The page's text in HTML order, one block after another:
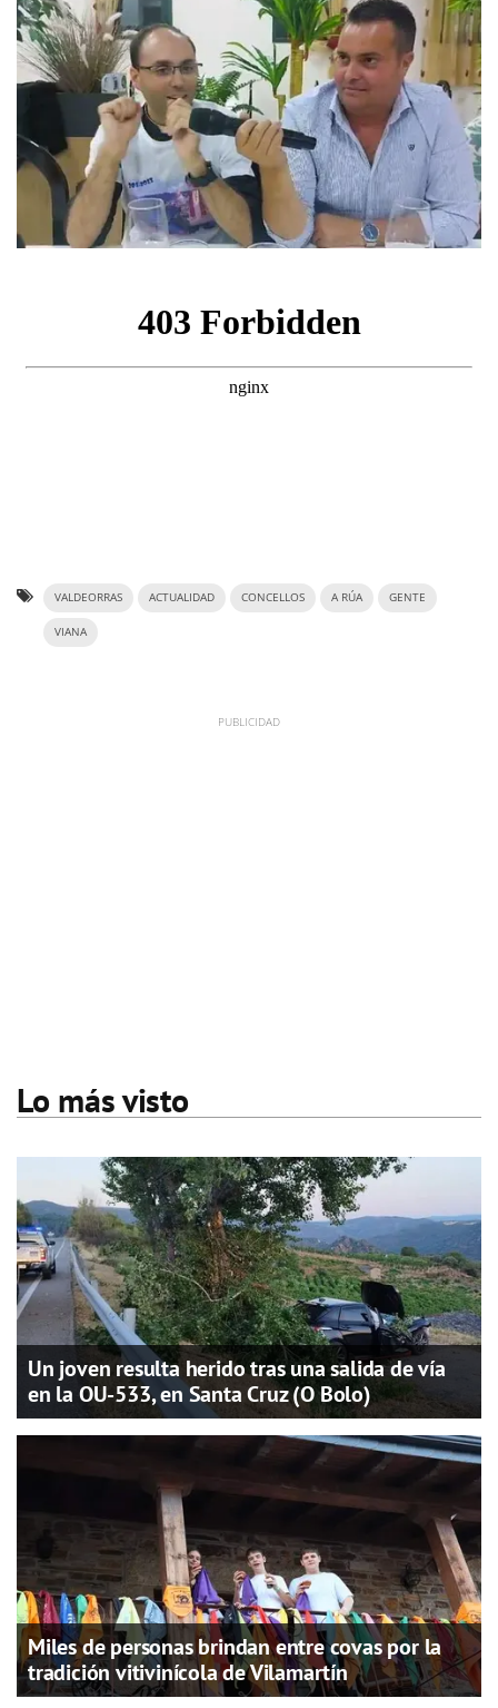
VALDEORRAS ACTUALIDAD CONCELLOS A RÚA GENTE
VIANA
Lo más visto
Un joven resulta herido tras una salida de vía
en la OU-533, en Santa Cruz (O Bolo)
Miles de personas brindan entre covas por la
tradición vitivinícola de Vilamartín